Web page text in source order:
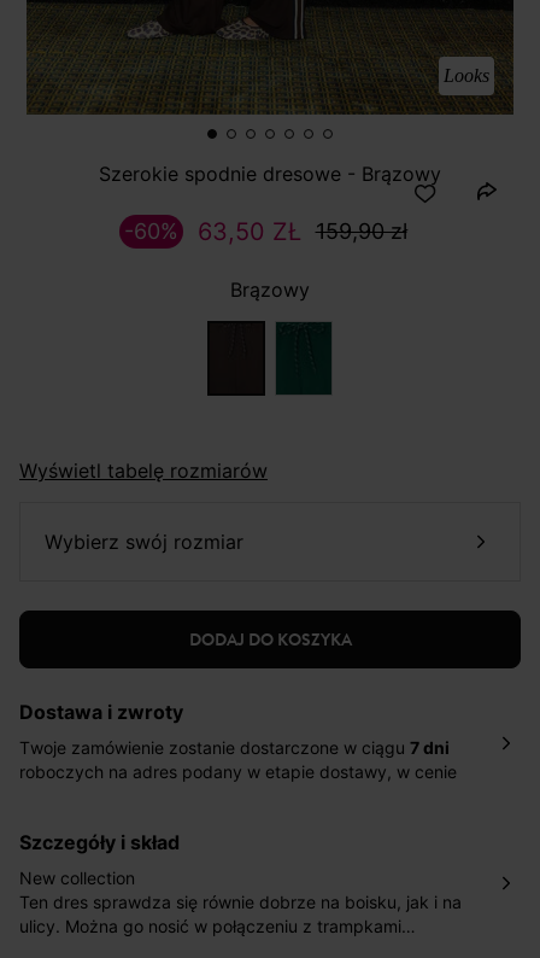
Looks
Szerokie spodnie dresowe - Brązowy
63,50 ZŁ 159,90 zł
-60%
Brązowy
Wyświetl tabelę rozmiarów
wybierz swój rozmiar
DODAJ DO KOSZYKA
Dostawa i zwroty
Twoje zamówienie zostanie dostarczone w ciągu 7 dni
roboczych na adres podany w etapie dostawy, w cenie
pośrednictwem DHL Express.
Nowość: Zamówienia dostarczamy w ciągu 4-6 dni
roboczych do wybranego przez Ciebie paczkomatu , a
koszt przesyłki wynosi 9,40 zł.
szczegóły i skład
New collection
Ten dres sprawdza się równie dobrze na boisku, jak i na
ulicy. Można go nosić w połączeniu z trampkami